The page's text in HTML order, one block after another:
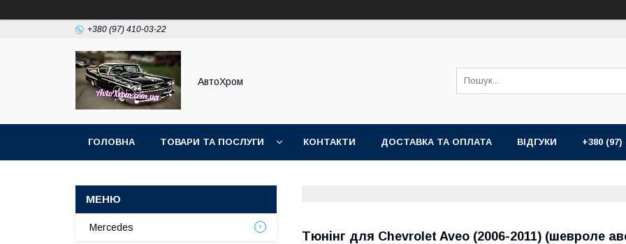
+380 (97) 410-03-22
АвтоХром
ГОЛОВНА ТОВАРИ ТА ПОСЛУГИ КОНТАКТИ ДОСТАВКА ТА ОПЛАТА ВІДГУКИ +380 (97)
Тюнінг для Chevrolet Aveo (2006-2011) (шевроле
Mercedes